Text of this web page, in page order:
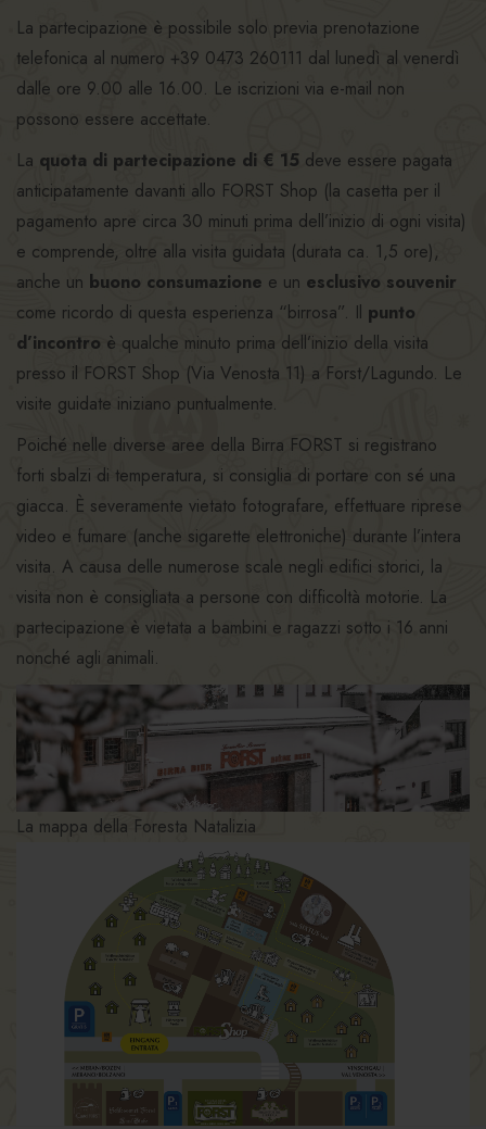
La partecipazione è possibile solo previa prenotazione
telefonica al numero +39 0473 260111 dal lunedì al venerdì
dalle ore 9.00 alle 16.00. Le iscrizioni via e-mail non
possono essere accettate.
La quota di partecipazione di € 15 deve essere pagata
anticipatamente davanti allo FORST Shop (la casetta per il
pagamento apre circa 30 minuti prima dell’inizio di ogni visita)
e comprende, oltre alla visita guidata (durata ca. 1,5 ore),
anche un buono consumazione e un esclusivo souvenir
come ricordo di questa esperienza “birrosa”. Il punto
d’incontro è qualche minuto prima dell’inizio della visita
presso il FORST Shop (Via Venosta 11) a Forst/Lagundo. Le
visite guidate iniziano puntualmente.
Poiché nelle diverse aree della Birra FORST si registrano
forti sbalzi di temperatura, si consiglia di portare con sé una
giacca. È severamente vietato fotografare, effettuare riprese
video e fumare (anche sigarette elettroniche) durante l’intera
visita. A causa delle numerose scale negli edifici storici, la
visita non è consigliata a persone con difficoltà motorie. La
partecipazione è vietata a bambini e ragazzi sotto i 16 anni
nonché agli animali.
La mappa della Foresta Natalizia